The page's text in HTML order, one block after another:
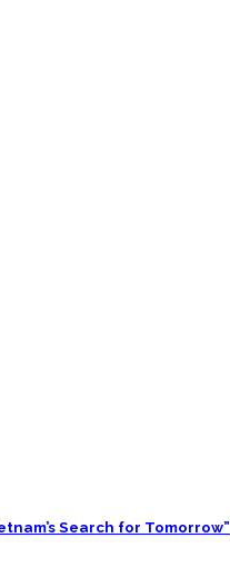
Search for Tomorrow”